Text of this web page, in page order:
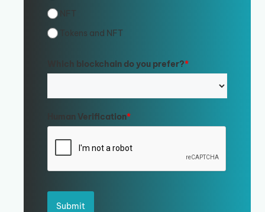
NFT
Tokens and NFT
Which blockchain do you prefer?*
Human Verification*
Submit